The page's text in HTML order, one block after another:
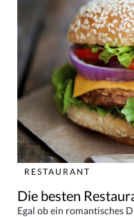
RESTAURANT
Die besten
Egal ob ein romantisches